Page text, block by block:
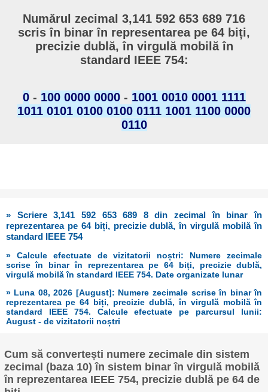
Numărul zecimal 3,141 592 653 689 716
scris în binar în representarea pe 64 biți,
precizie dublă, în virgulă mobilă în
standard IEEE 754:
0- 100 0000 0000- 1001 0010 0001 1111
1011 0101 0100 0100 0111 1001 1100 0000
0110
» Scriere 3,141 592 653 689 8 din zecimal în binar în
reprezentarea pe 64 biți, precizie dublă, în virgulă mobilă în
standard IEEE 754
» Calcule efectuate de vizitatorii noștri: Numere zecimale
scrise în binar în reprezentarea pe 64 biți, precizie dublă,
virgulă mobilă în standard IEEE 754. Date organizate lunar
» Luna 08, 2026 [August]: Numere zecimale scrise în binar în
reprezentarea pe 64 biți, precizie dublă, în virgulă mobilă în
standard IEEE 754. Calcule efectuate pe parcursul lunii:
August - de vizitatorii noștri
Cum să convertești numere zecimale din sistem
zecimal (baza 10) în sistem binar în virgulă mobilă
în reprezentarea IEEE 754, precizie dublă pe 64 de